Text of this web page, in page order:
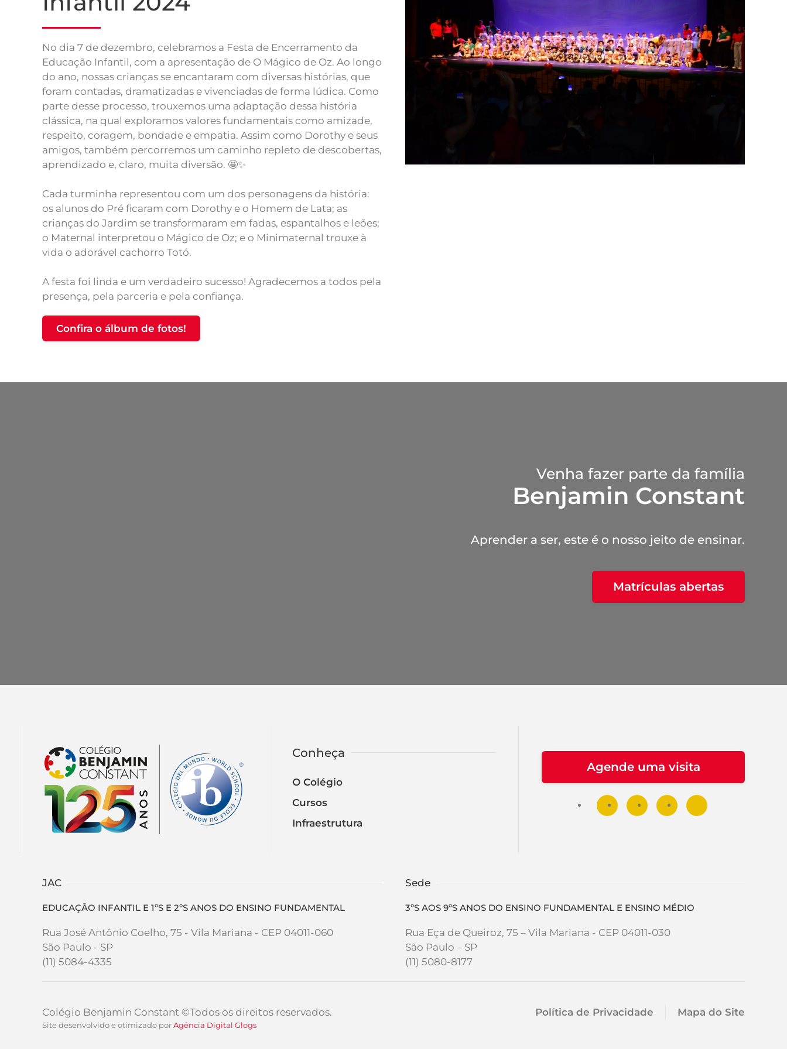
No dia 7 de dezembro, celebramos a Festa de Encerramento da
Educação Infantil, com a apresentação de O Mágico de Oz. Ao longo
do ano, nossas crianças se encantaram com diversas histórias, que
foram contadas, dramatizadas e vivenciadas de forma lúdica. Como
parte desse processo, trouxemos uma adaptação dessa história
clássica, na qual exploramos valores fundamentais como amizade,
respeito, coragem, bondade e empatia. Assim como Dorothy e seus
amigos, também percorremos um caminho repleto de descobertas,
aprendizado e, claro, muita diversão. 🤩✨
Cada turminha representou com um dos personagens da história:
os alunos do Pré ficaram com Dorothy e o Homem de Lata; as
crianças do Jardim se transformaram em fadas, espantalhos e leões;
o Maternal interpretou o Mágico de Oz; e o Minimaternal trouxe à
vida o adorável cachorro Totó.
A festa foi linda e um verdadeiro sucesso! Agradecemos a todos pela
presença, pela parceria e pela confiança.
Confira o álbum de fotos!
Venha fazer parte da família
Benjamin Constant
Aprender a ser, este é o nosso jeito de ensinar.
Matrículas abertas
Conheça
O Colégio
Cursos
Infraestrutura
Agende uma visita
JAC
EDUCAÇÃO INFANTIL E 1ºS E 2ºS ANOS DO ENSINO FUNDAMENTAL
Rua José Antônio Coelho, 75 - Vila Mariana - CEP 04011-060
São Paulo - SP
(11) 5084-4335
Sede
3ºS AOS 9ºS ANOS DO ENSINO FUNDAMENTAL E ENSINO MÉDIO
Rua Eça de Queiroz, 75 – Vila Mariana - CEP 04011-030
São Paulo – SP
(11) 5080-8177
Colégio Benjamin Constant ©Todos os direitos reservados.
Site desenvolvido e otimizado porAgência Digital Glogs
Política de Privacidade Mapa do Site